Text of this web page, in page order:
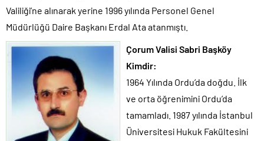
Valiliği’ne alınarak yerine 1996 yılında Personel Genel
Müdürlüğü Daire Başkanı Erdal Ata atanmıştı.
Çorum Valisi Sabri Başköy
Kimdir:
1964 Yılında Ordu’da doğdu. İlk
ve orta öğrenimini Ordu’da
tamamladı. 1987 yılında İstanbul
Üniversitesi Hukuk Fakültesini